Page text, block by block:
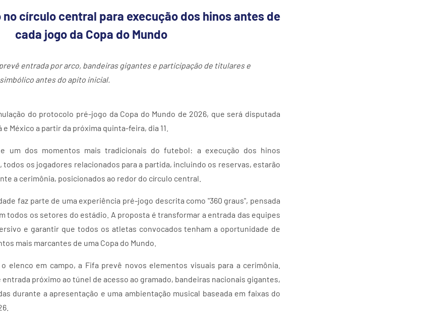
círculo central para execução dos hinos antes de
cada jogo da Copa do Mundo
entrada por arco, bandeiras gigantes e participação de titulares e
antes do apito inicial.
do protocolo pré-jogo da Copa do Mundo de 2026, que será disputada
México a partir da próxima quinta-feira, dia 11.
um dos momentos mais tradicionais do futebol: a execução dos hinos
todos os jogadores relacionados para a partida, incluindo os reservas, estarão
a cerimônia, posicionados ao redor do círculo central.
faz parte de uma experiência pré-jogo descrita como "360 graus", pensada
todos os setores do estádio. A proposta é transformar a entrada das equipes
e garantir que todos os atletas convocados tenham a oportunidade de
mais marcantes de uma Copa do Mundo.
elenco em campo, a Fifa prevê novos elementos visuais para a cerimônia.
próximo ao túnel de acesso ao gramado, bandeiras nacionais gigantes,
durante a apresentação e uma ambientação musical baseada em faixas do